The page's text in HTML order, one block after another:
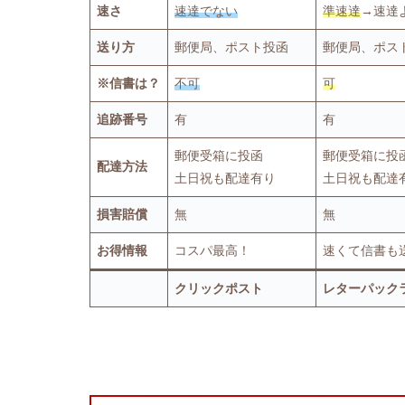
速さ 速達でない 準速達→速達
送り方 郵便局、ポスト投函 郵便局、ポス
※信書は？ 不可 可
追跡番号 有 有
配達方法
郵便受箱に投函
土日祝も配達有り
郵便受箱に投
土日祝も配達
損害賠償 無 無
お得情報 コスパ最高！ 速くて信書も
クリックポスト レターパック